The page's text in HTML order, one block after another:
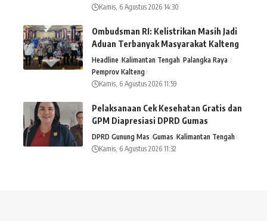
Kamis, 6 Agustus 2026 14:30
Ombudsman RI: Kelistrikan Masih Jadi
Aduan Terbanyak Masyarakat Kalteng
Headline Kalimantan Tengah Palangka Raya
Pemprov Kalteng
Kamis, 6 Agustus 2026 11:59
Pelaksanaan Cek Kesehatan Gratis dan
GPM Diapresiasi DPRD Gumas
DPRD Gunung Mas Gumas Kalimantan Tengah
Kamis, 6 Agustus 2026 11:32